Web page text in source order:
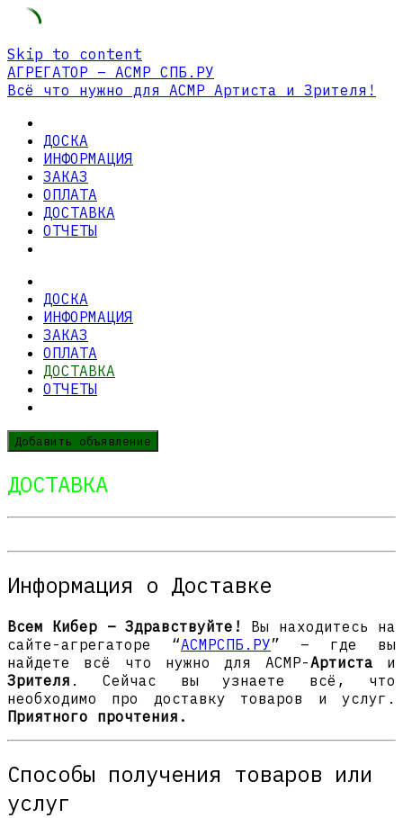
Skip to content
АГРЕГАТОР – АСМР СПБ.РУ
Всё что нужно для АСМР Артиста и Зрителя!
ДОСКА
ИНФОРМАЦИЯ
ЗАКАЗ
ОПЛАТА
ДОСТАВКА
ОТЧЕТЫ
ДОСКА
ИНФОРМАЦИЯ
ЗАКАЗ
ОПЛАТА
ДОСТАВКА
ОТЧЕТЫ
Добавить объявление
ДОСТАВКА
Информация о Доставке
Всем Кибер – Здравствуйте!
Вы находитесь на
сайте-агрегаторе “АСМРСПБ.РУ” – где вы
найдете всё что нужно для АСМР-Артиста и
Зрителя . Сейчас вы узнаете всё, что
необходимо про доставку товаров и услуг.
Приятного прочтения.
Способы получения товаров или
услуг